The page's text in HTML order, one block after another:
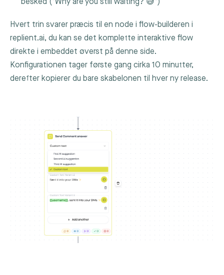
Hvert trin svarer præcis til en node i flow-builderen i
replient.ai, du kan se det komplette interaktive flow
direkte i embeddet øverst på denne side.
Konfigurationen tager første gang cirka 10 minutter,
derefter kopierer du bare skabelonen til hver ny release.